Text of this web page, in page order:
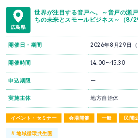
広島県
世界が注目する音戸へ。～音戸の瀬
ちの未来とスモールビジネス～（8/
イベント・セミナー 会場開催 一般 民間
開催日・期間 2026年8月29日（
開催時間 14:00〜15:30
申込期限 ー
実施主体 地方自治体
#地域循環共生圏